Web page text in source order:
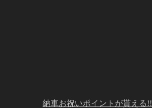
納車お祝いポイントが貰える!!